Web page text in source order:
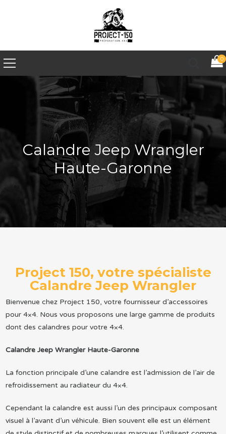
0
Calandre Jeep Wrangler
Haute-Garonne
Project 150, votre spécialiste
Calandre Jeep Wrangler
Bienvenue chez Project 150, votre fournisseur d’accessoires
pour 4×4. Nous vous proposons une large gamme de produits
dont des calandres pour votre 4×4.
Calandre Jeep Wrangler Haute-Garonne
La fonction principale d’une calandre est l’admission de l’air de
refroidissement au radiateur du 4×4.
Cependant la calandre est aussi l’un des principaux composant
visuel à l’avant d’un véhicule. Bien souvent elle est un élément